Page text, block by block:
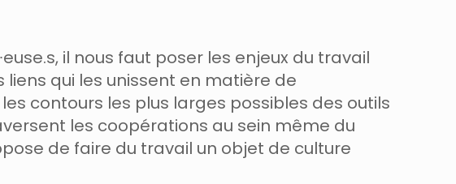
il nous faut poser les enjeux du travail
qui les unissent en matière de
contours les plus larges possibles des outils
les coopérations au sein même du
de faire du travail un objet de culture